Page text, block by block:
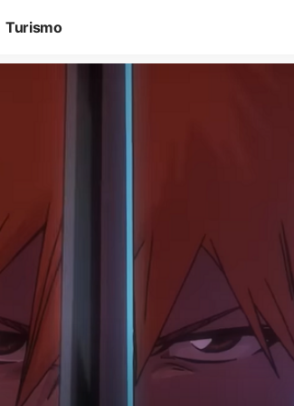
Turismo